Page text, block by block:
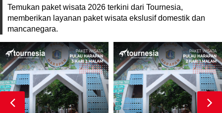
Temukan paket wisata 2026 terkini dari Tournesia,
memberikan layanan paket wisata ekslusif domestik dan
mancanegara.